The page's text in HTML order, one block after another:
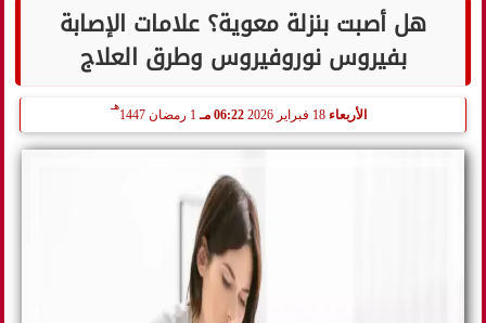
هل أصبت بنزلة معوية؟ علامات الإصابة
بفيروس نوروفيروس وطرق العلاج
الأربعاء 06:22 مـ 1 رمضان 1447
هـ